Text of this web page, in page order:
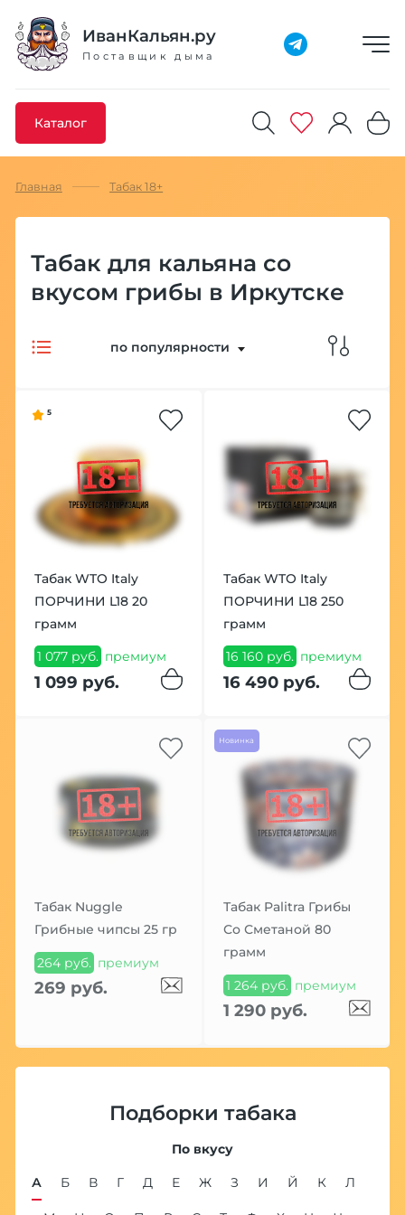
ИванКальян.ру
Поставщик дыма
Каталог
Добавлено максимальное кол-во товара
Главная Табак 18+
Табак для кальяна со
вкусом грибы в Иркутске
по популярности
5
Табак WTO Italy
ПОРЧИНИ L18 20
грамм
1 077 руб. премиум
1 099 руб.
Табак WTO Italy
ПОРЧИНИ L18 250
грамм
16 160 руб. премиум
16 490 руб.
Табак Nuggle
Грибные чипсы 25 гр
264 руб. премиум
269 руб.
Новинка
Табак Palitra Грибы
Со Сметаной 80
грамм
1 264 руб. премиум
1 290 руб.
Подборки табака
По вкусу
А Б В Г Д Е Ж З И Й К Л